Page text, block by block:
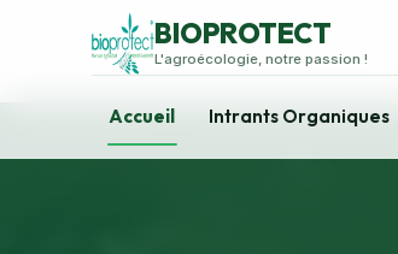
BIOPROTECT
L'agroécologie, notre passion !
Accueil Intrants Organiques